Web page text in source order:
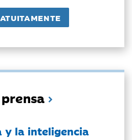
y la inteligencia